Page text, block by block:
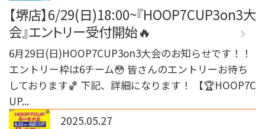
【堺店】6/29(日)18:00~『HOOP7CUP3on3大
会』エントリー受付開始🔥
6月29日(日)HOOP7CUP3on3大会のお知らせです！！
エントリー枠は6チーム😳 皆さんのエントリーお待ち
しております🏀 下記、詳細になります！ 【🏆HOOP7C
UP...
2025.05.27